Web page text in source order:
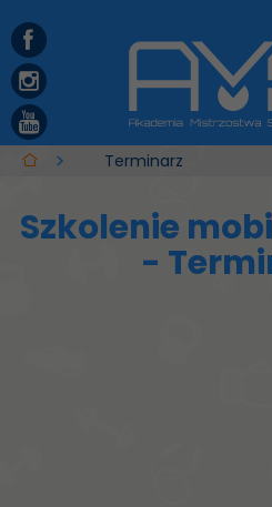
Terminarz
Szkolenie
-